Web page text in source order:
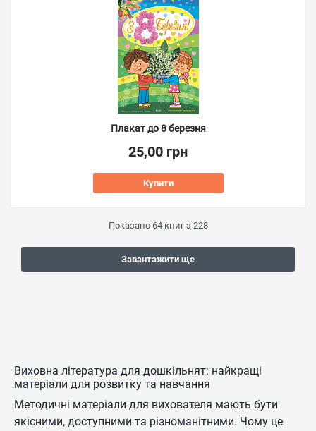
Плакат до 8 березня
25,00 грн
Купити
Показано 64книг з 228
Завантажити ще
Виховна література для дошкільнят: найкращі
матеріали для розвитку та навчання
Методичні матеріали для вихователя мають бути
якісними, доступними та різноманітними. Чому це